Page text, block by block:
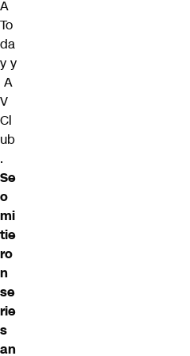
A
To
da
y y
A
V
Cl
ub
.
Se
o
mi
tie
ro
n
se
rie
s
an